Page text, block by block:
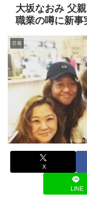
大坂なおみ 父
職業の噂に新事
芸能
X
LINE